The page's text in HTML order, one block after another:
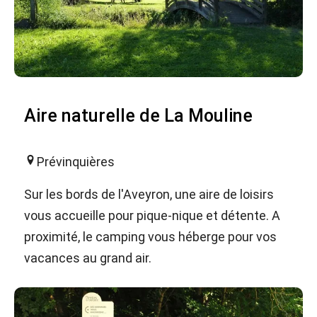
Aire naturelle de La Mouline
Prévinquières
Sur les bords de l'Aveyron, une aire de loisirs
vous accueille pour pique-nique et détente. A
proximité, le camping vous héberge pour vos
vacances au grand air.